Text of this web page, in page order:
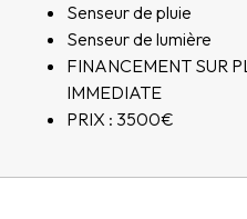
Senseur de pluie
Senseur de lumière
FINANCEMENT SUR
IMMEDIATE
PRIX : 3500€